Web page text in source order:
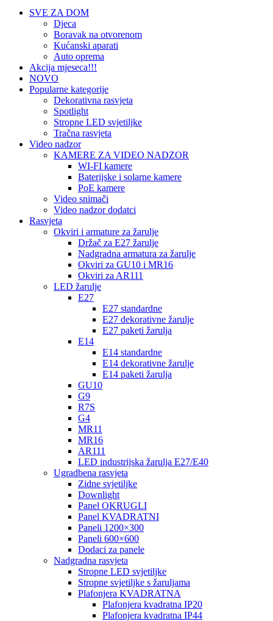
SVE ZA DOM
Djeca
Boravak na otvorenom
Kućanski aparati
Auto oprema
Akcija mjeseca!!!
NOVO
Popularne kategorije
Dekorativna rasvjeta
Spotlight
Stropne LED svjetiljke
Tračna rasvjeta
Video nadzor
KAMERE ZA VIDEO NADZOR
WI-FI kamere
Baterijske i solarne kamere
PoE kamere
Video snimači
Video nadzor dodatci
Rasvjeta
Okviri i armature za žarulje
Držač za E27 žarulje
Nadgradna armatura za žarulje
Okviri za GU10 i MR16
Okviri za AR111
LED žarulje
E27
E27 standardne
E27 dekorativne žarulje
E27 paketi žarulja
E14
E14 standardne
E14 dekorativne žarulje
E14 paketi žarulja
GU10
G9
R7S
G4
MR11
MR16
AR111
LED industrijska žarulja E27/E40
Ugradbena rasvjeta
Zidne svjetiljke
Downlight
Panel OKRUGLI
Panel KVADRATNI
Paneli 1200×300
Paneli 600×600
Dodaci za panele
Nadgradna rasvjeta
Stropne LED svjetiljke
Stropne svjetiljke s žaruljama
Plafonjera KVADRATNA
Plafonjera kvadratna IP20
Plafonjera kvadratna IP44